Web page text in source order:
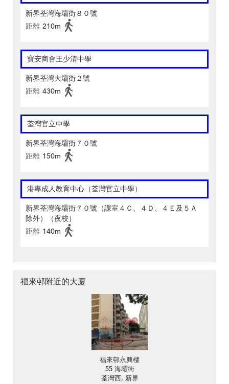
新界荃灣海壩街８０號
距離 210m
寶安商會王少清中學
新界荃灣大壩街２號
距離 430m
荃灣官立中學
新界荃灣海壩街７０號
距離 150m
港專成人教育中心（荃灣官立中學）
新界荃灣海壩街７０號（課室４Ｃ、４Ｄ、４Ｅ及５Ａ
除外）（夜校）
距離 140m
福來邨附近的大廈
福來邨永興樓
55 海壩街
荃灣西, 新界